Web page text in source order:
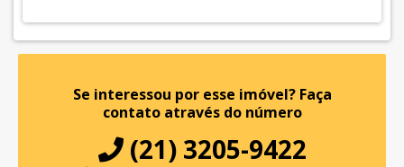
Se interessou por esse imóvel? Faça
contato através do número
(21) 3205-9422